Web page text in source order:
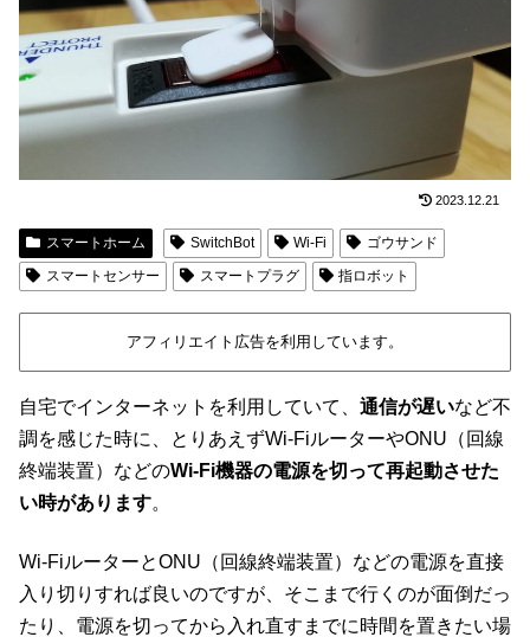
2023.12.21
スマートホーム SwitchBot Wi-Fi
ゴウサンド
スマートセンサー
スマートプラグ 指ロボット
アフィリエイト広告を利用しています。
自宅でインターネットを利用していて、 通信が遅いなど不
調を感じた時に、とりあえずWi-FiルーターやONU（回線
終端装置）などのWi-Fi機器の電源を切って再起動させた
い時があります。
Wi-FiルーターとONU（回線終端装置）などの電源を直接
入り切りすれば良いのですが、そこまで行くのが面倒だっ
たり、電源を切ってから入れ直すまでに時間を置きたい場